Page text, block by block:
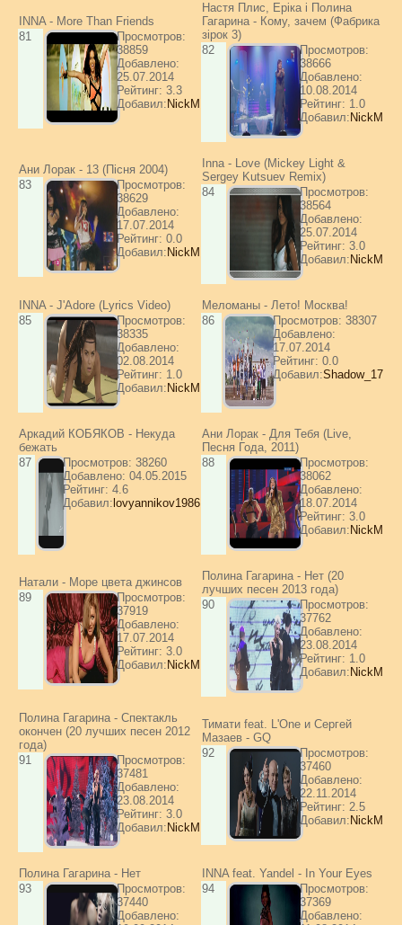
INNA - More Than Friends
81
Просмотров:
38859
Добавлено:
25.07.2014
Рейтинг: 3.3
Добавил: NickM
Настя Плис, Еріка і Полина
Гагарина - Кому, зачем (Фабрика
зірок 3)
82
Просмотров:
38666
Добавлено:
10.08.2014
Рейтинг: 1.0
Добавил: NickM
Ани Лорак - 13 (Пісня 2004)
83
Просмотров:
38629
Добавлено:
17.07.2014
Рейтинг: 0.0
Добавил: NickM
Inna - Love (Mickey Light &
Sergey Kutsuev Remix)
84
Просмотров:
38564
Добавлено:
25.07.2014
Рейтинг: 3.0
Добавил: NickM
INNA - J'Adore (Lyrics Video)
85
Просмотров:
38335
Добавлено:
02.08.2014
Рейтинг: 1.0
Добавил: NickM
Меломаны - Лето! Москва!
86
Просмотров: 38307
Добавлено:
17.07.2014
Рейтинг: 0.0
Добавил:Shadow_17
Аркадий КОБЯКОВ - Некуда
бежать
87
Просмотров: 38260
Добавлено: 04.05.2015
Рейтинг: 4.6
Добавил: lovyannikov1986
Ани Лорак - Для Тебя (Live,
Песня Года, 2011)
88
Просмотров:
38062
Добавлено:
18.07.2014
Рейтинг: 3.0
Добавил: NickM
Натали - Море цвета джинсов
89
Просмотров:
37919
Добавлено:
17.07.2014
Рейтинг: 3.0
Добавил: NickM
Полина Гагарина - Нет (20
лучших песен 2013 года)
90
Просмотров:
37762
Добавлено:
23.08.2014
Рейтинг: 1.0
Добавил: NickM
Полина Гагарина - Спектакль
окончен (20 лучших песен 2012
года)
91
Просмотров:
37481
Добавлено:
23.08.2014
Рейтинг: 3.0
Добавил: NickM
Тимати feat. L'One и Сергей
Мазаев - GQ
92
Просмотров:
37460
Добавлено:
22.11.2014
Рейтинг: 2.5
Добавил: NickM
Полина Гагарина - Нет
93
Просмотров:
37440
Добавлено:
INNA feat. Yandel - In Your Eyes
94
Просмотров:
37369
Добавлено: